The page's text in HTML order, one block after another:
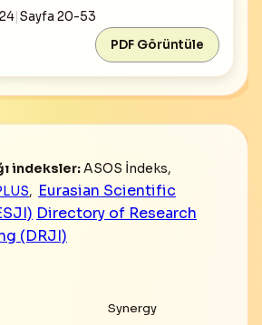
Sayfa 20-53
PDF Görüntüle
indeksler:ASOS İndeks,
, Eurasian Scientific
Directory of Research
(DRJI)
Synergy